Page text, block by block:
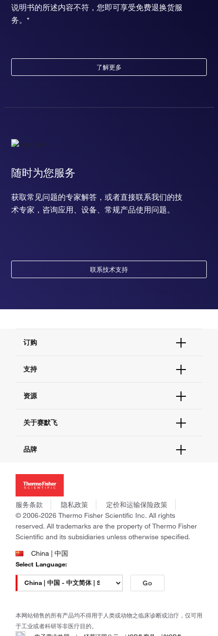
说明书的所述内容不符，您即可享受免费退换货服
务。*
了解更多
随时为您服务
获取常见问题的专家解答，或者直接联系我们的技
术专家，咨询应用、设备、常规产品使用问题。
联系技术支持
订购
订单支持
现货供应中心
支持
联系我们 - 400 820 8982
查找文件&证书
资源
促销
社交媒体
关于赛默飞
招聘
新闻
社会责任
商标
政策和通知
品牌
Applied Biosystems
Invitrogen
Gibco
Ion Torrent
Unity Lab Services
Patheon
PPD
服务条款 隐私政策
定价和运输保险政策
© 2006-2026 Thermo Fisher Scientific Inc. All rights
reserved. All trademarks are the property of Thermo Fisher
Scientific and its subsidiaries unless otherwise specified.
China | 中国
Select Language:
Go
本网站销售的所有产品均不得用于人类或动物之临床诊断或治疗，仅可用
于工业或者科研等非医疗目的。